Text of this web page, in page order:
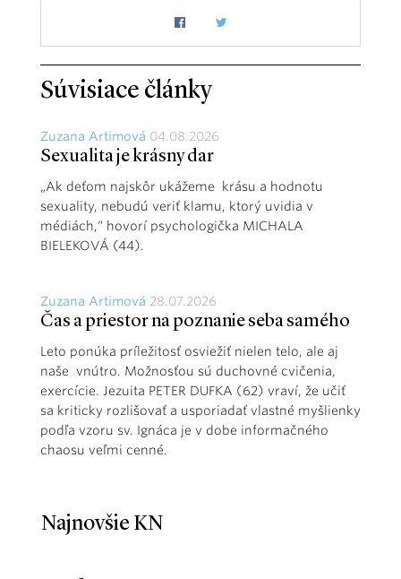
Súvisiace články
Zuzana Artimová 04.08.2026
Sexualita je krásny dar
„Ak deťom najskôr ukážeme krásu a hodnotu
sexuality, nebudú veriť klamu, ktorý uvidia v
médiách,“ hovorí psychologička MICHALA
BIELEKOVÁ (44).
Zuzana Artimová 28.07.2026
Čas a priestor na poznanie seba samého
Leto ponúka príležitosť osviežiť nielen telo, ale aj
naše vnútro. Možnosťou sú duchovné cvičenia,
exercície. Jezuita PETER DUFKA (62) vraví, že učiť
sa kriticky rozlišovať a usporiadať vlastné myšlienky
podľa vzoru sv. Ignáca je v dobe informačného
chaosu veľmi cenné.
Najnovšie KN